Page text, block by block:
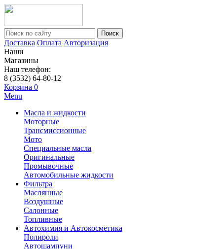
Поиск
Доставка Оплата Авторизация
Наши
Магазины
Наш телефон:
8 (3532) 64-80-12
Корзина 0
Menu
Масла и жидкости
Моторные
Трансмиссионные
Мото
Специальные масла
Оригинальные
Промывочные
Автомобильные жидкости
Фильтра
Маслянные
Воздушные
Салонные
Топливные
Автохимия и Автокосметика
Полироли
Автошампуни